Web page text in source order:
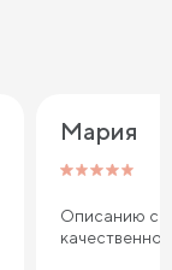
Мария
Описанию
качественно